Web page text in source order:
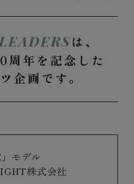
は、
周年を記念した
企画です。
モデル
株式会社